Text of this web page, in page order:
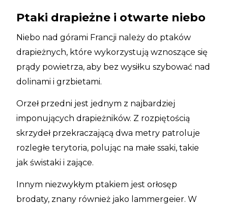
Ptaki drapieżne i otwarte niebo
Niebo nad górami Francji należy do ptaków
drapieżnych, które wykorzystują wznoszące się
prądy powietrza, aby bez wysiłku szybować nad
dolinami i grzbietami.
Orzeł przedni jest jednym z najbardziej
imponujących drapieżników. Z rozpiętością
skrzydeł przekraczającą dwa metry patroluje
rozległe terytoria, polując na małe ssaki, takie
jak świstaki i zające.
Innym niezwykłym ptakiem jest orłosęp
brodaty, znany również jako lammergeier. W